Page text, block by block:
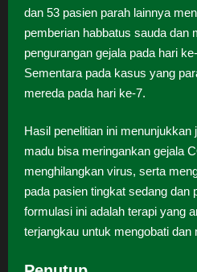
dan 53 pasien parah lainnya
pemberian habbatus sauda dan
pengurangan gejala pada hari
Sementara pada kasus yang
mereda pada hari ke-7.
Hasil penelitian ini menunjukkan
madu bisa meringankan gejala
menghilangkan virus, serta
pada pasien tingkat sedang dan
formulasi ini adalah terapi yang
terjangkau untuk mengobati